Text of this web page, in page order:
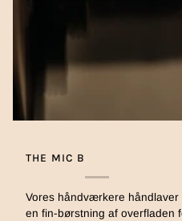
THE MIC B
Vores håndværkere håndlaver
en fin-børstning af overfladen